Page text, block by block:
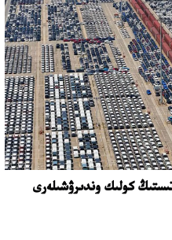
كولىك وندىرۋشىلەرى